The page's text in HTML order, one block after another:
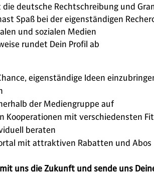
deutsche Rechtschreibung und
Spaß bei der eigenständigen
und sozialen Medien
rundet Dein Profil ab
eigenständige Ideen
der Mediengruppe auf
Kooperationen mit verschiedensten
beraten
mit attraktiven Rabatten und Abos
uns die Zukunft und sende uns